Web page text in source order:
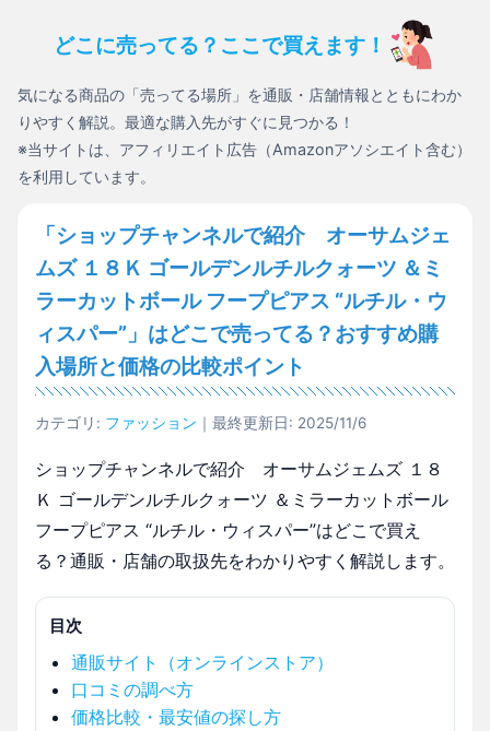
どこに売ってる？ここで買えます！
気になる商品の「売ってる場所」を通販・店舗情報とともにわか
りやすく解説。最適な購入先がすぐに見つかる！
※当サイトは、アフィリエイト広告（Amazonアソシエイト含む）
を利用しています。
「ショップチャンネルで紹介 オーサムジェ
ムズ １８Ｋ ゴールデンルチルクォーツ ＆ミ
ラーカットボール フープピアス “ルチル・ウ
ィスパー”」はどこで売ってる？おすすめ購
入場所と価格の比較ポイント
カテゴリ: ファッション ｜最終更新日: 2025/11/6
ショップチャンネルで紹介 オーサムジェムズ １８
Ｋ ゴールデンルチルクォーツ ＆ミラーカットボール
フープピアス “ルチル・ウィスパー”はどこで買え
る？通販・店舗の取扱先をわかりやすく解説します。
目次
通販サイト（オンラインストア）
口コミの調べ方
価格比較・最安値の探し方